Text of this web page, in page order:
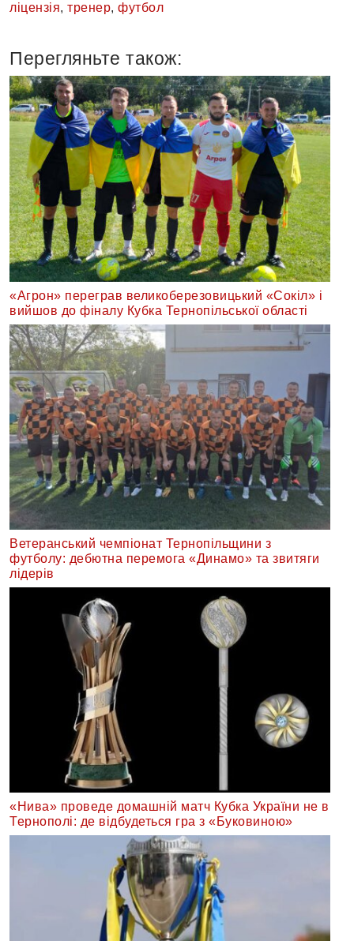
ліцензія, тренер, футбол
Перегляньте також:
«Агрон» переграв великоберезовицький «Сокіл» і
вийшов до фіналу Кубка Тернопільської області
Ветеранський чемпіонат Тернопільщини з
футболу: дебютна перемога «Динамо» та звитяги
лідерів
«Нива» проведе домашній матч Кубка України не в
Тернополі: де відбудеться гра з «Буковиною»